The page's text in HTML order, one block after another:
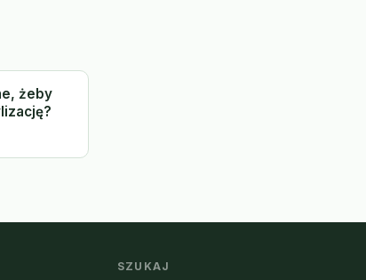
żeby
SZUKAJ